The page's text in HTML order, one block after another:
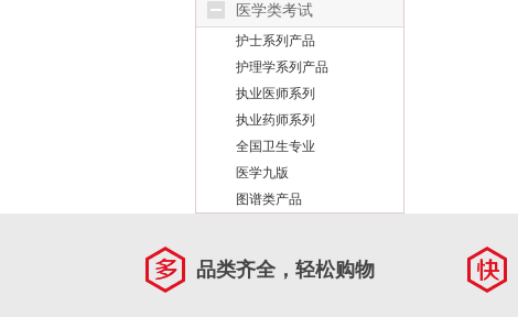
医学类考试
护士系列产品
护理学系列产品
执业医师系列
执业药师系列
全国卫生专业
医学九版
图谱类产品
品类齐全，轻松购物